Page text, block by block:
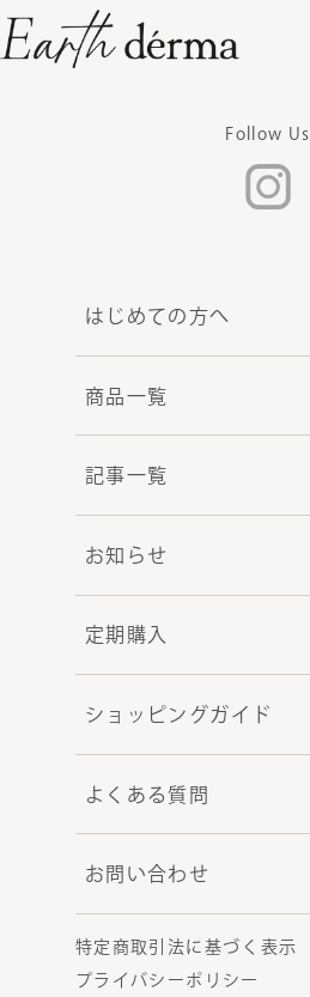
Follow Us
はじめての方へ
商品一覧
記事一覧
お知らせ
定期購入
ショッピングガイド
よくある質問
お問い合わせ
特定商取引法に基づく表示
プライバシーポリシー